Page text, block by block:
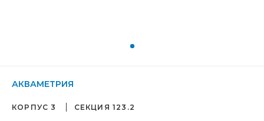
АКВАМЕТРИЯ
КОРПУС 3 СЕКЦИЯ 123.2